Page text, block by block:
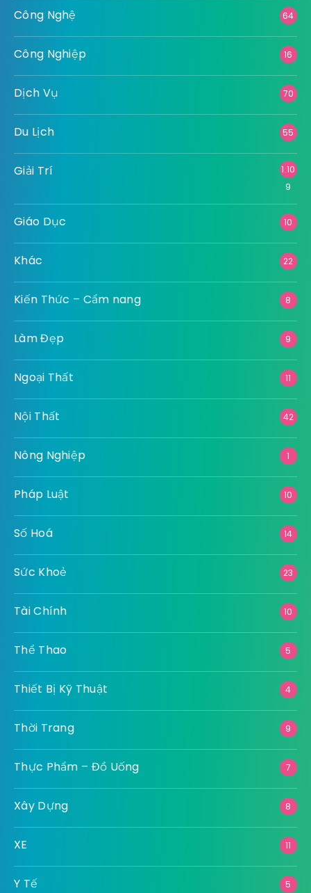
Công Nghệ 64
Công Nghiệp 16
Dịch Vụ 70
Du Lịch 55
Giải Trí
1.10
9
Giáo Dục 10
Khác 22
Kiến Thức – Cẩm nang 8
Làm Đẹp 9
Ngoại Thất 11
Nội Thất 42
Nông Nghiệp 1
Pháp Luật 10
Số Hoá 14
Sức Khoẻ 23
Tài Chính 10
Thể Thao 5
Thiết Bị Kỹ Thuật 4
Thời Trang 9
Thực Phẩm – Đồ Uống 7
Xây Dựng 8
XE 11
Y Tế 5